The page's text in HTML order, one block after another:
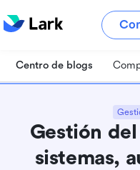
Centro de blogs
Gestión
sistemas,